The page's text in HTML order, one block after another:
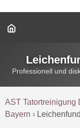
Professionell und
AST Tatortreinigung
Bayern ›